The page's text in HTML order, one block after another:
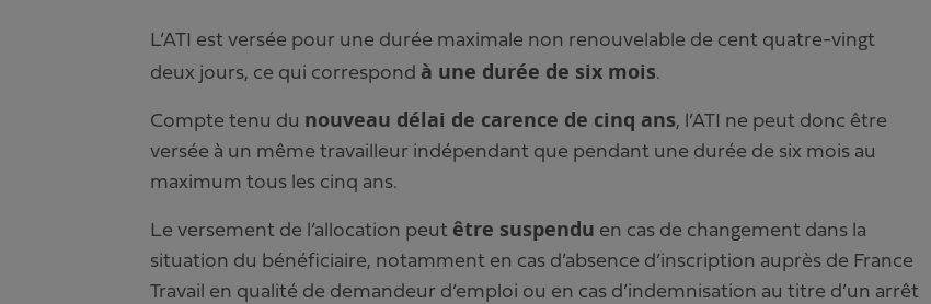
L’ATI est versée pour une durée maximale non renouvelable de cent quatre-vingt
deux jours, ce qui correspond à une durée de six mois.
Compte tenu du nouveau délai de carence de cinq ans, l’ATI ne peut donc être
versée à un même travailleur indépendant que pendant une durée de six mois au
maximum tous les cinq ans.
Le versement de l’allocation peut être suspendu en cas de changement dans la
situation du bénéficiaire, notamment en cas d’absence d’inscription auprès de France
Travail en qualité de demandeur d’emploi ou en cas d’indemnisation au titre d’un arrêt